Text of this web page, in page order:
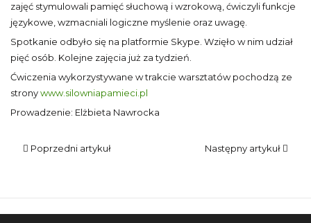
zajęć stymulowali pamięć słuchową i wzrokową, ćwiczyli funkcje
językowe, wzmacniali logiczne myślenie oraz uwagę.
Spotkanie odbyło się na platformie Skype. Wzięło w nim udział
pięć osób. Kolejne zajęcia już za tydzień.
Ćwiczenia wykorzystywane w trakcie warsztatów pochodzą ze
stronywww.silowniapamieci.pl
Prowadzenie: Elżbieta Nawrocka
Poprzedni artykuł Następny artykuł